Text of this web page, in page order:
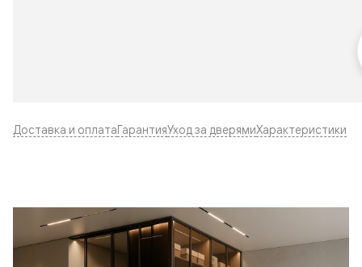
Доставка и оплатаГарантияУход за дверямиХарактеристики